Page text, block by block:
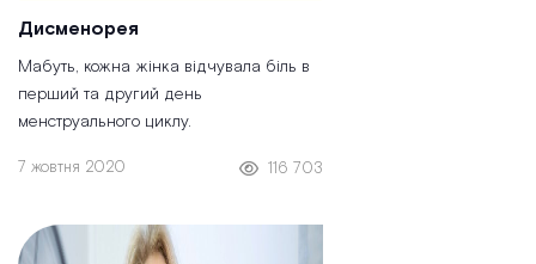
Дисменорея
Мабуть, кожна жінка відчувала біль в
перший та другий день
менструального циклу.
7 жовтня 2020 116 703